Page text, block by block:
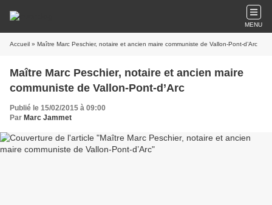
MENU
Accueil » Maître Marc Peschier, notaire et ancien maire communiste de Vallon-Pont-d’Arc
Maître Marc Peschier, notaire et ancien maire
communiste de Vallon-Pont-d’Arc
Publié le 15/02/2015 à 09:00
Par Marc Jammet